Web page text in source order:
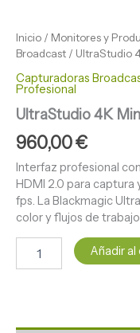
Inicio / Monitores y
Broadcast / UltraStudio
Capturadoras
Profesional
UltraStudio 4K
960,00€
Interfaz profesional
HDMI 2.0 para
fps. La Blackmagic
color y flujos de
Añadir al